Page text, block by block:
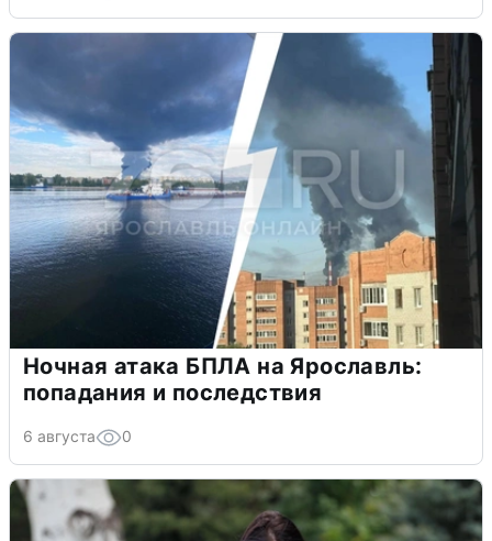
Ночная атака БПЛА на Ярославль:
попадания и последствия
6 августа 0